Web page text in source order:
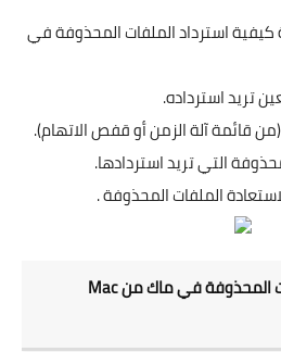
استرداد الملفات المحذوفة في
تريد استرداده.
قائمة آلة الزمن أو قفص الاتهام).
التي تريد استردادها.
الملفات المحذوفة .
3. كيفية استرداد الملفات المحذوفة في ماك من Mac